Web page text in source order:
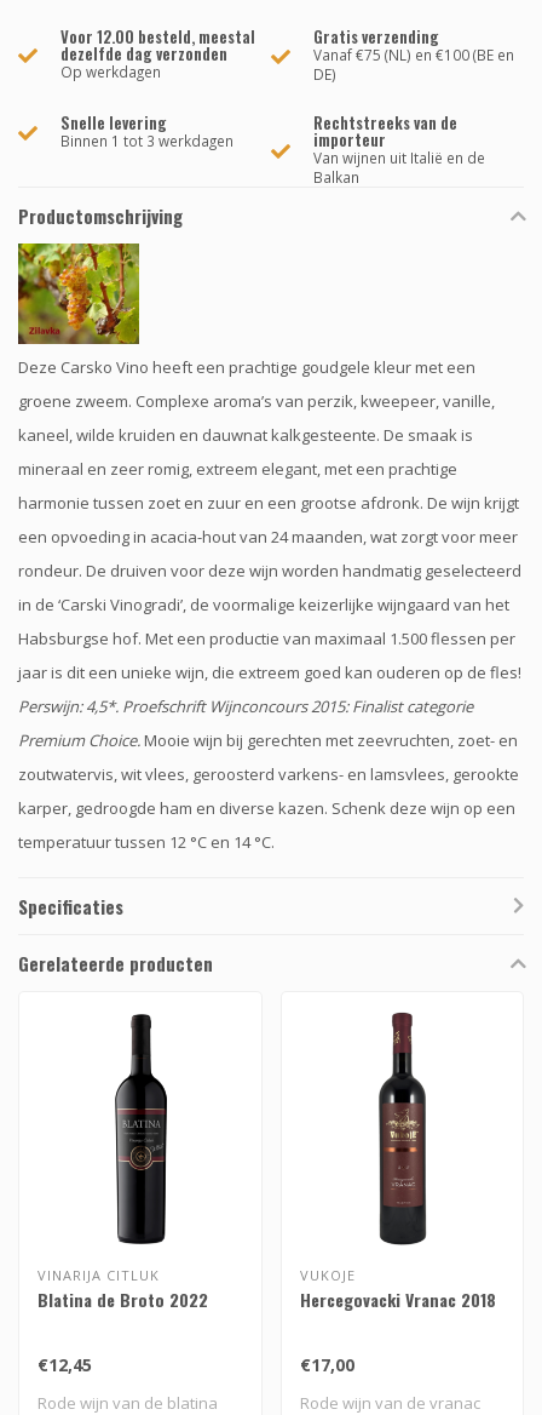
Voor 12.00 besteld, meestal
dezelfde dag verzonden
Op werkdagen
Gratis verzending
Vanaf €75 (NL) en €100 (BE en
DE)
Snelle levering
Binnen 1 tot 3 werkdagen
Rechtstreeks van de
importeur
Van wijnen uit Italië en de
Balkan
Productomschrijving
Deze Carsko Vino heeft een prachtige goudgele kleur met een
groene zweem. Complexe aroma’s van perzik, kweepeer, vanille,
kaneel, wilde kruiden en dauwnat kalkgesteente. De smaak is
mineraal en zeer romig, extreem elegant, met een prachtige
harmonie tussen zoet en zuur en een grootse afdronk. De wijn krijgt
een opvoeding in acacia-hout van 24 maanden, wat zorgt voor meer
rondeur. De druiven voor deze wijn worden handmatig geselecteerd
in de ‘Carski Vinogradi’, de voormalige keizerlijke wijngaard van het
Habsburgse hof. Met een productie van maximaal 1.500 flessen per
jaar is dit een unieke wijn, die extreem goed kan ouderen op de fles!
Perswijn: 4,5*. Proefschrift Wijnconcours 2015: Finalist categorie
Premium Choice.Mooie wijn bij gerechten met zeevruchten, zoet- en
zoutwatervis, wit vlees, geroosterd varkens- en lamsvlees, gerookte
karper, gedroogde ham en diverse kazen. Schenk deze wijn op een
temperatuur tussen 12 °C en 14 °C.
Specificaties
Gerelateerde producten
VINARIJA CITLUK
Blatina de Broto 2022
€12,45
Rode wijn van de blatina
VUKOJE
Hercegovacki Vranac 2018
€17,00
Rode wijn van de vranac